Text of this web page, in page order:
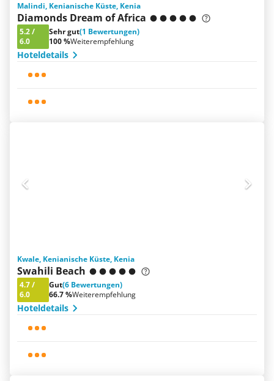
Malindi, Kenianische Küste, Kenia
Diamonds Dream of Africa
5.2/
6.0
Sehr gut(1 Bewertungen)
100 %Weiterempfehlung
Hoteldetails
Kwale, Kenianische Küste, Kenia
Swahili Beach
4.7/
6.0
Gut(6 Bewertungen)
66.7 %Weiterempfehlung
Hoteldetails